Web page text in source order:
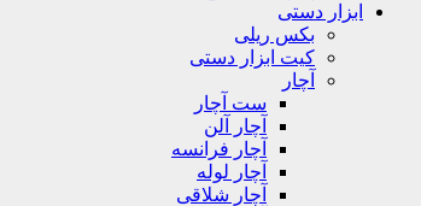
ابزار دستی
بکس ریلی
کیت ابزار دستی
آچار
ست آچار
آچار آلن
آچار فرانسه
آچار لوله
آچار شلاقی